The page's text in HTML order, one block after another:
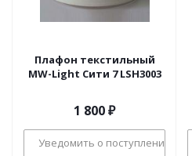
Плафон текстильный
MW-Light Сити 7 LSH3003
1 800₽
Уведомить о поступлении